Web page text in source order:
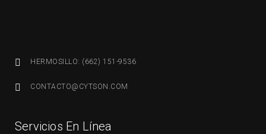
HERMOSILLO: (662) 151-9536
CONTACTO@CYTSON.COM
Servicios En Línea